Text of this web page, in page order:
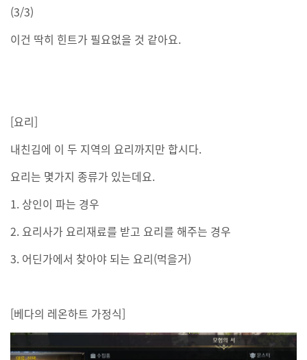
(3/3)
이건 딱히 힌트가 필요없을 것 같아요.
[요리]
내친김에 이 두 지역의 요리까지만 합시다.
요리는 몇가지 종류가 있는데요.
1. 상인이 파는 경우
2. 요리사가 요리재료를 받고 요리를 해주는 경우
3. 어딘가에서 찾아야 되는 요리(먹을거)
[베다의 레온하트 가정식]